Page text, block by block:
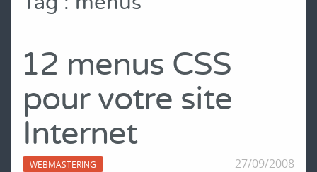
12 menus CSS
pour votre site
Internet
WEBMASTERING 27/09/2008